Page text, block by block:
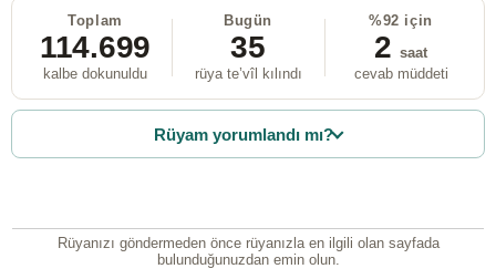
Toplam
114.699
kalbe dokunuldu
Bugün
35
rüya te’vîl kılındı
%92 için
2 saat
cevab müddeti
Rüyam yorumlandı mı?
Rüyanızı göndermeden önce rüyanızla en ilgili olan sayfada
bulunduğunuzdan emin olun.